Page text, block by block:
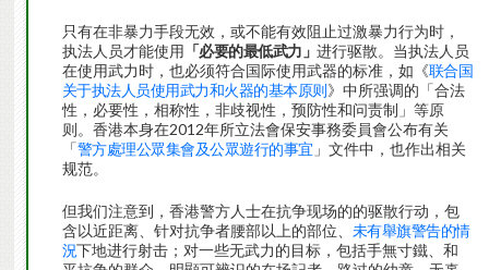
只有在非暴力手段无效，或不能有效阻止过激暴力行为时，
执法人员才能使用 「必要的最低武力」进行驱散。当执法人员
在使用武力时，也必须符合国际使用武器的标准，如《联合国
关于执法人员使用武力和火器的基本原则》中所强调的「合法
性，必要性，相称性，非歧视性，预防性和问责制」等原
则。香港本身在2012年所立法會保安事務委員會公布有关
「警方處理公眾集會及公眾遊行的事宜 」文件中，也作出相关
规范。
但我们注意到，香港警方人士在抗争现场的的驱散行动，包
含以近距离、针对抗争者腰部以上的部位、 未有舉旗警告的情
況下地进行射击；对一些无武力的目标，包括手無寸鐵、和